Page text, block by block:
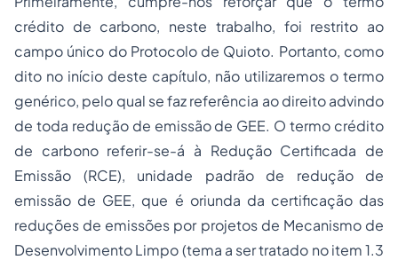
crédito de carbono, neste trabalho, foi restrito ao
campo único do Protocolo de Quioto. Portanto, como
dito no início deste capítulo, não utilizaremos o termo
genérico, pelo qual se faz referência ao direito advindo
de toda redução de emissão de GEE. O termo crédito
de carbono referir-se-á à Redução Certificada de
Emissão (RCE), unidade padrão de redução de
emissão de GEE, que é oriunda da certificação das
reduções de emissões por projetos de Mecanismo de
Desenvolvimento Limpo (tema a ser tratado no item 1.3